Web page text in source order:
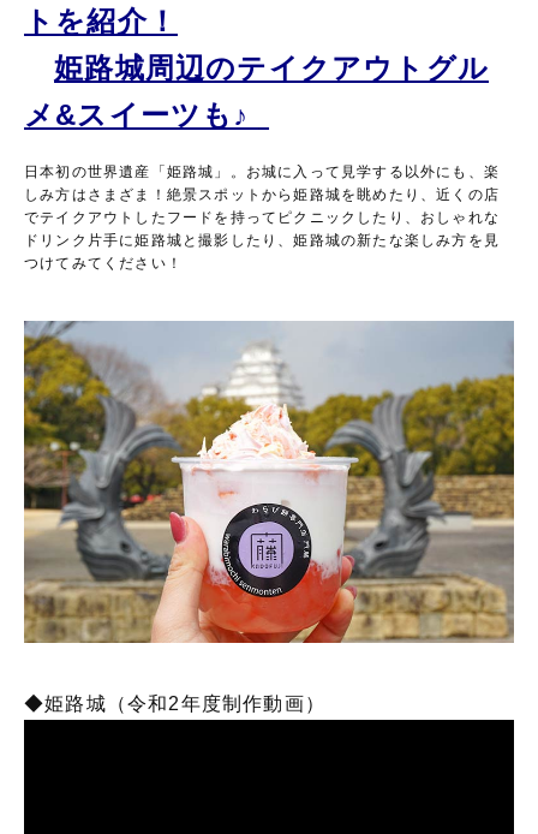
トを紹介！
姫路城周辺のテイクアウトグル
メ&スイーツも♪
日本初の世界遺産「姫路城」。お城に入って見学する以外にも、楽
しみ方はさまざま！絶景スポットから姫路城を眺めたり、近くの店
でテイクアウトしたフードを持ってピクニックしたり、おしゃれな
ドリンク片手に姫路城と撮影したり、姫路城の新たな楽しみ方を見
つけてみてください！
◆姫路城（令和2年度制作動画）